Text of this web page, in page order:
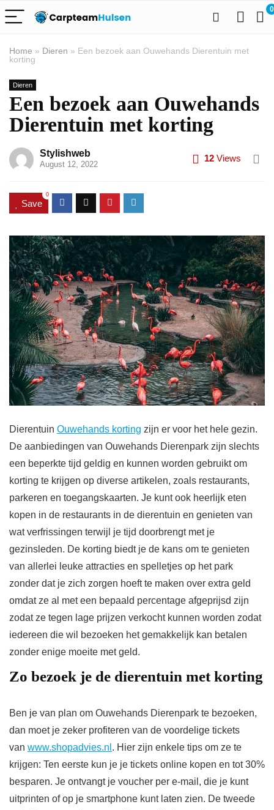
0
Home » Dieren » Een bezoek aan Ouwehands Dierentuin met
korting
Dieren
Een bezoek aan Ouwehands
Dierentuin met korting
Stylishweb
August 12, 2022
12 Views
Save
0
Dierentuin Ouwehands korting zijn er voor het hele gezin.
De aanbiedingen van Ouwehands Dierenpark zijn slechts
een beperkte tijd geldig en kunnen worden gebruikt om
korting te krijgen op diverse artikelen, zoals restaurants,
parkeren en toegangskaarten. Je kunt ook heerlijk eten
kopen in de restaurants in de dierentuin en genieten van
wat verfrissingen terwijl je tijd doorbrengt met je
gezinsleden. De korting biedt je de kans om te genieten
van allerlei leuke attracties en spelletjes op het park
zonder dat je zich zorgen hoeft te maken over extra geld
omdat ze al met een bepaald percentage afgeprijsd zijn
zodat ze tegen lage prijzen verkocht kunnen worden zodat
iedereen die wil bezoeken het gemakkelijk kan betalen
zonder enige moeite met geld.
Zo bezoek je de dierentuin met korting
Ben je van plan om Ouwehands Dierenpark te bezoeken,
dan moet je zeker profiteren van de voordelige tickets
van www.shopadvies.nl . Hier zijn enkele tips om ze te
krijgen: Ten eerste kun je je tickets online kopen en tot 30%
besparen. Je ontvangt je voucher per e-mail, die je kunt
uitprinten of op je smartphone kunt laten zien. De tweede